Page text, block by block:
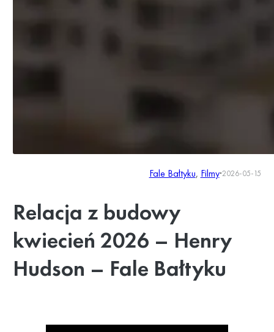
Fale Bałtyku, Filmy·2026-05-15
Relacja z budowy
kwiecień 2026 – Henry
Hudson – Fale Bałtyku